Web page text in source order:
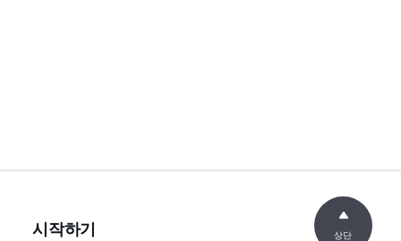
시작하기 상단